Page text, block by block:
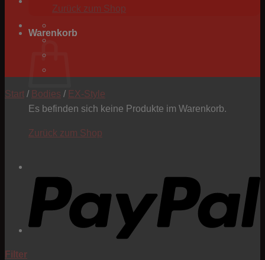
Zurück zum Shop
Warenkorb
Es befinden sich keine Produkte im Warenkorb.
Zurück zum Shop
Start / Bodies / EX-Style
Filter